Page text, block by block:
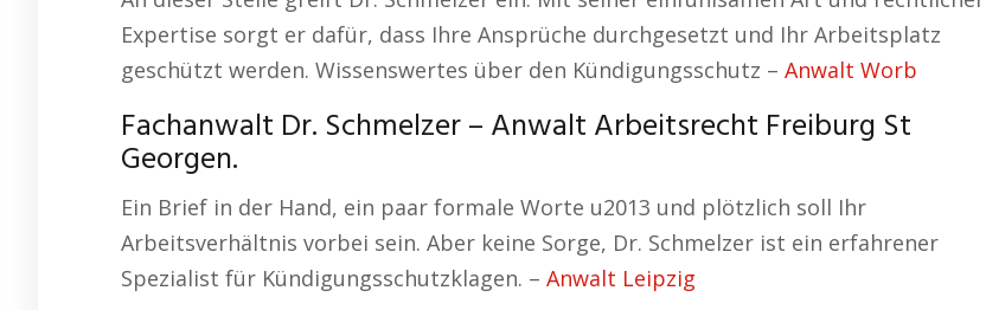
Expertise sorgt er dafür, dass Ihre Ansprüche durchgesetzt und Ihr Arbeitsplatz
geschützt werden. Wissenswertes über den Kündigungsschutz – Anwalt Worb
Fachanwalt Dr. Schmelzer – Anwalt Arbeitsrecht Freiburg St
Georgen.
Ein Brief in der Hand, ein paar formale Worte u2013 und plötzlich soll Ihr
Arbeitsverhältnis vorbei sein. Aber keine Sorge, Dr. Schmelzer ist ein erfahrener
Spezialist für Kündigungsschutzklagen. – Anwalt Leipzig